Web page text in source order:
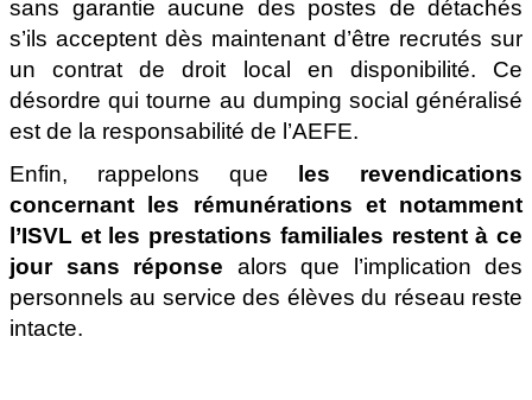
sans garantie aucune des postes de détachés
s’ils acceptent dès maintenant d’être recrutés sur
un contrat de droit local en disponibilité. Ce
désordre qui tourne au dumping social généralisé
est de la responsabilité de l’AEFE.
Enfin, rappelons que les revendications
concernant les rémunérations et notamment
l’ISVL et les prestations familiales restent à ce
jour sans réponse alors que l’implication des
personnels au service des élèves du réseau reste
intacte.